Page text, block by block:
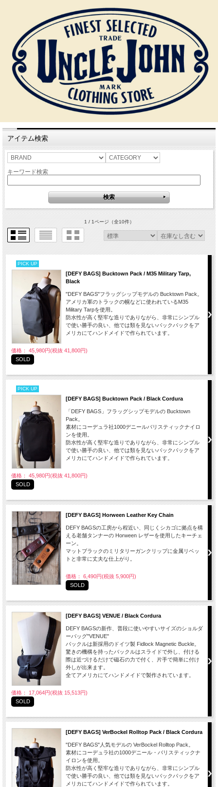
アイテム検索
キーワード検索
1 / 1ページ（全10件）
PICK UP
[DEFY BAGS] Bucktown Pack / M35 Military Tarp,
Black
"DEFY BAGS"フラッグシップモデルの Bucktown Pack。
アメリカ軍のトラックの幌などに使われているM35
Military Tarpを使用。
防水性が高く堅牢な造りでありながら、非常にシンプル
で使い勝手の良い、他では類を見ないバックパックをア
メリカにてハンドメイドで作られています。
価格： 45,980円(税抜 41,800円)
SOLD
PICK UP
[DEFY BAGS] Bucktown Pack / Black Cordura
「DEFY BAGS」フラッグシップモデルの Bucktown
Pack。
素材にコーデュラ社1000デニールバリスティックナイロ
ンを使用。
防水性が高く堅牢な造りでありながら、非常にシンプル
で使い勝手の良い、他では類を見ないバックパックをア
メリカにてハンドメイドで作られています。
価格： 45,980円(税抜 41,800円)
SOLD
[DEFY BAGS] Horween Leather Key Chain
DEFY BAGSの工房から程近い、同じくシカゴに拠点を構
える老舗タンナーの Horween レザーを使用したキーチェ
ーン。
マットブラックのミリタリーガンクリップに金属リベッ
トと非常に丈夫な仕上がり。
価格： 6,490円(税抜 5,900円)
SOLD
[DEFY BAGS] VENUE / Black Cordura
DEFY BAGSの新作、普段に使いやすいサイズのショルダ
ーバッグ"VENUE"
バックルは新採用のドイツ製 Fidlock Magnetic Buckle。
驚きの機構を持ったバックルはスライドで外し、付ける
際は近づけるだけで磁石の力で付く、片手で簡単に付け
外しが出来ます。
全てアメリカにてハンドメイドで製作されています。
価格： 17,064円(税抜 15,513円)
SOLD
[DEFY BAGS] VerBockel Rolltop Pack / Black Cordura
"DEFY BAGS"人気モデルの VerBockel Rolltop Pack。
素材にコーデュラ社の1000デニール・バリスティックナ
イロンを使用。
防水性が高く堅牢な造りでありながら、非常にシンプル
で使い勝手の良い、他では類を見ないバックパックをア
メリカにてハンドメイドで作られています。